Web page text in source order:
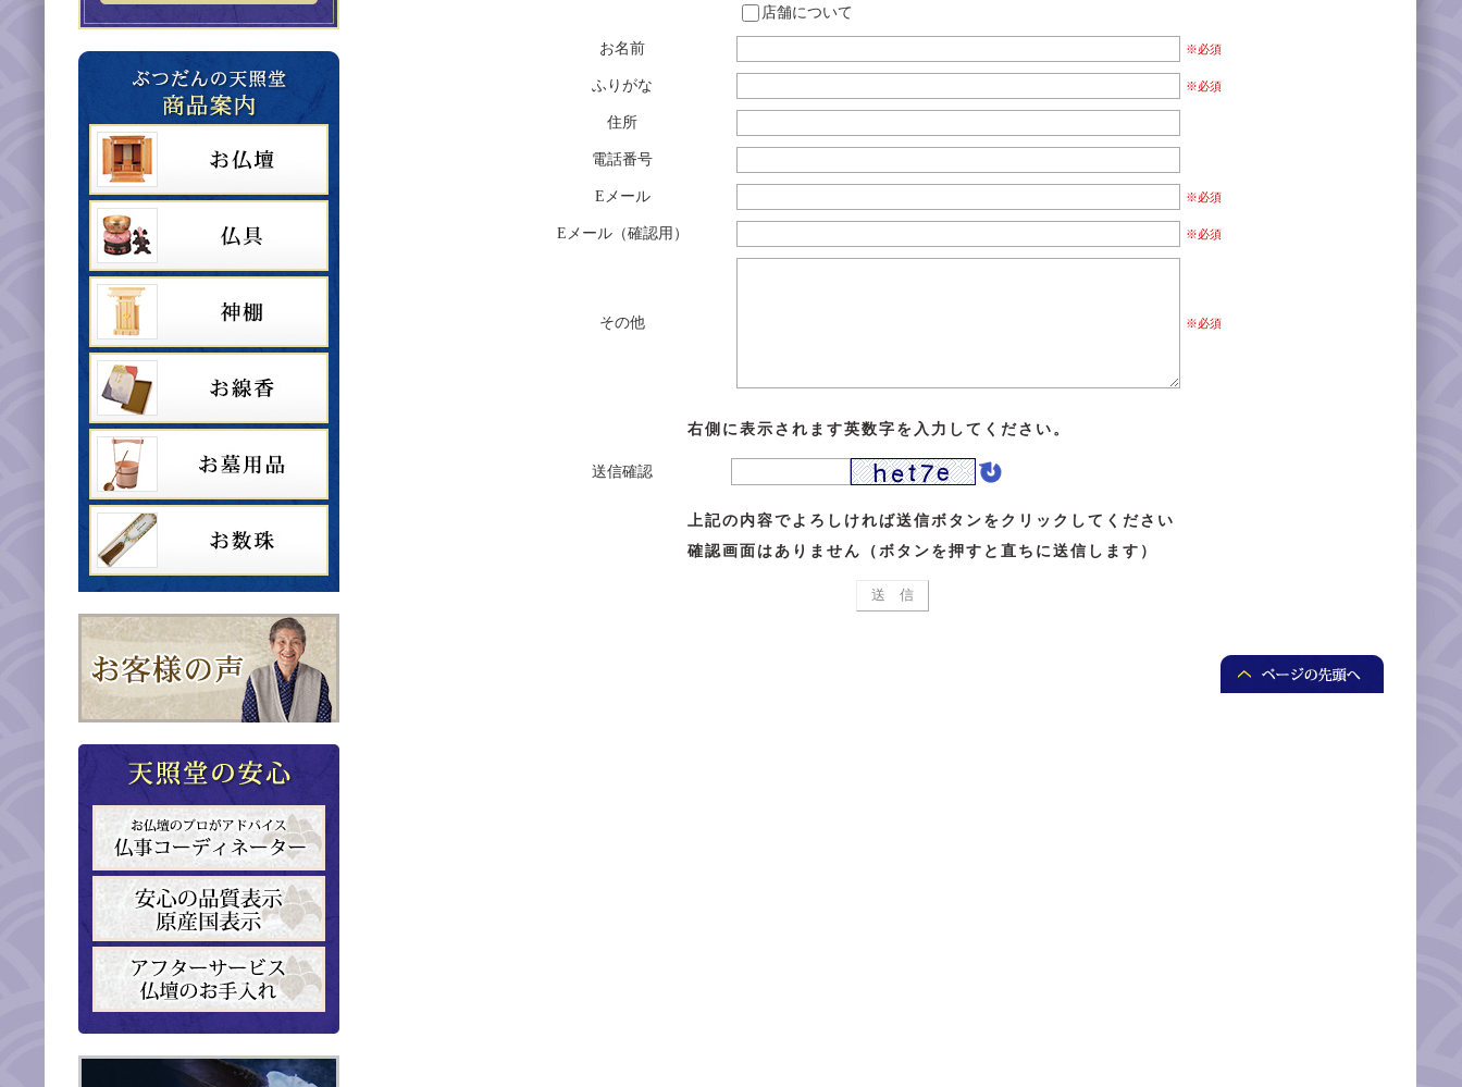
店舗について
お名前 ※必須
ふりがな ※必須
住所
電話番号
Eメール ※必須
Eメール（確認用） ※必須
その他 ※必須
右側に表示されます英数字を入力してください。
送信確認
上記の内容でよろしければ送信ボタンをクリックしてください
確認画面はありません（ボタンを押すと直ちに送信します）